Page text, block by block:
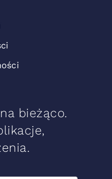
bieżąco.